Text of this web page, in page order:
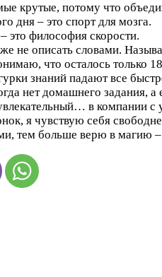
крутые, потому что
дня – это спорт для мозга.
это философия скорости.
не описать словами.
что осталось только
знаний падают все
нет домашнего задания, а
в компании с
я чувствую себя
тем больше верю в магию